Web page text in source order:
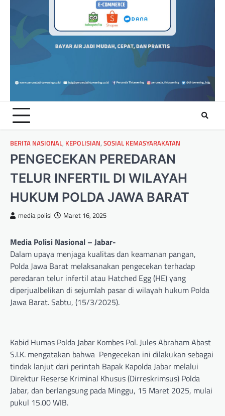
BERITA NASIONAL, KEPOLISIAN, SOSIAL KEMASYARAKATAN
PENGECEKAN PEREDARAN
TELUR INFERTIL DI WILAYAH
HUKUM POLDA JAWA BARAT
media polisi Maret 16, 2025
Media Polisi Nasional – Jabar-
Dalam upaya menjaga kualitas dan keamanan pangan,
Polda Jawa Barat melaksanakan pengecekan terhadap
peredaran telur infertil atau Hatched Egg (HE) yang
diperjualbelikan di sejumlah pasar di wilayah hukum Polda
Jawa Barat. Sabtu, (15/3/2025).
Kabid Humas Polda Jabar Kombes Pol. Jules Abraham Abast
S.I.K. mengatakan bahwa Pengecekan ini dilakukan sebagai
tindak lanjut dari perintah Bapak Kapolda Jabar melalui
Direktur Reserse Kriminal Khusus (Dirreskrimsus) Polda
Jabar, dan berlangsung pada Minggu, 15 Maret 2025, mulai
pukul 15.00 WIB.